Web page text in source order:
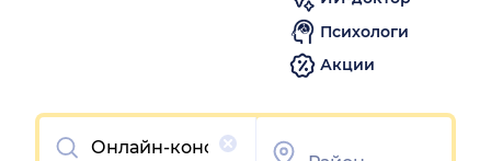
Психологи
Акции
Очистить